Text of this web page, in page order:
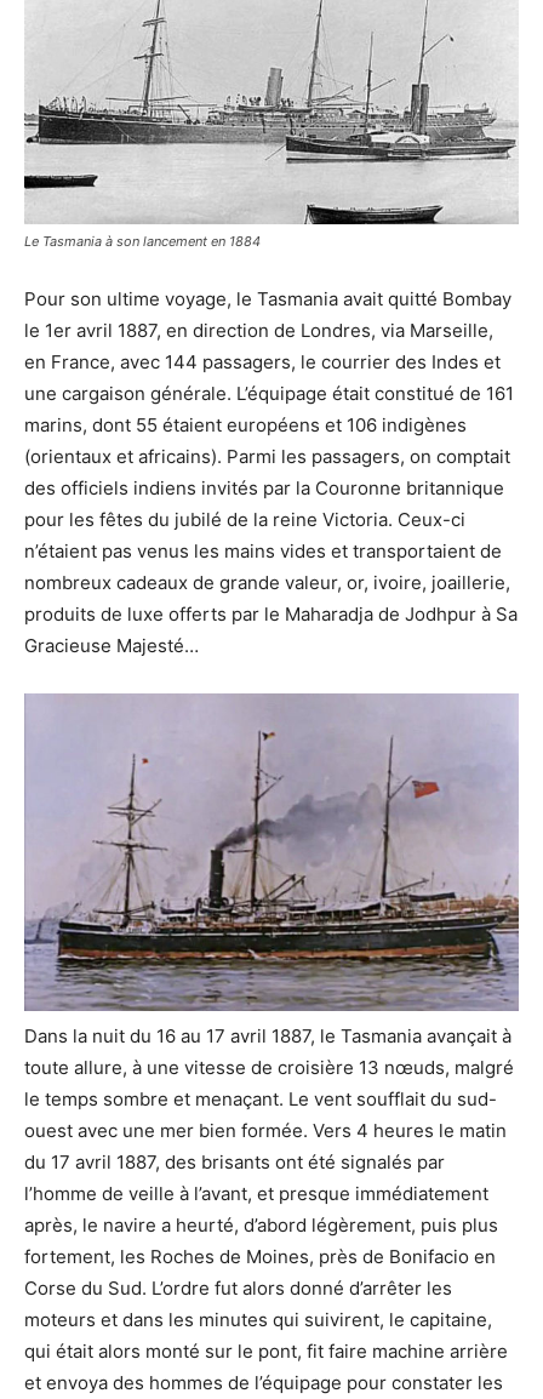
Le Tasmania à son lancement en 1884
Pour son ultime voyage, le Tasmania avait quitté Bombay
le 1er avril 1887, en direction de Londres, via Marseille,
en France, avec 144 passagers, le courrier des Indes et
une cargaison générale. L’équipage était constitué de 161
marins, dont 55 étaient européens et 106 indigènes
(orientaux et africains). Parmi les passagers, on comptait
des officiels indiens invités par la Couronne britannique
pour les fêtes du jubilé de la reine Victoria. Ceux-ci
n’étaient pas venus les mains vides et transportaient de
nombreux cadeaux de grande valeur, or, ivoire, joaillerie,
produits de luxe offerts par le Maharadja de Jodhpur à Sa
Gracieuse Majesté…
Dans la nuit du 16 au 17 avril 1887, le Tasmania avançait à
toute allure, à une vitesse de croisière 13 nœuds, malgré
le temps sombre et menaçant. Le vent soufflait du sud-
ouest avec une mer bien formée. Vers 4 heures le matin
du 17 avril 1887, des brisants ont été signalés par
l’homme de veille à l’avant, et presque immédiatement
après, le navire a heurté, d’abord légèrement, puis plus
fortement, les Roches de Moines, près de Bonifacio en
Corse du Sud. L’ordre fut alors donné d’arrêter les
moteurs et dans les minutes qui suivirent, le capitaine,
qui était alors monté sur le pont, fit faire machine arrière
et envoya des hommes de l’équipage pour constater les